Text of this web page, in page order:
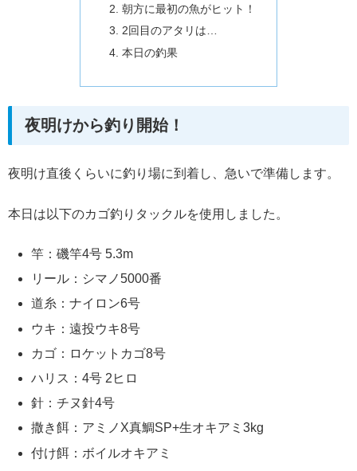
朝方に最初の魚がヒット！
2回目のアタリは…
本日の釣果
夜明けから釣り開始！
夜明け直後くらいに釣り場に到着し、急いで準備します。
本日は以下のカゴ釣りタックルを使用しました。
竿：磯竿4号 5.3m
リール：シマノ5000番
道糸：ナイロン6号
ウキ：遠投ウキ8号
カゴ：ロケットカゴ8号
ハリス：4号 2ヒロ
針：チヌ針4号
撒き餌：アミノX真鯛SP+生オキアミ3kg
付け餌：ボイルオキアミ